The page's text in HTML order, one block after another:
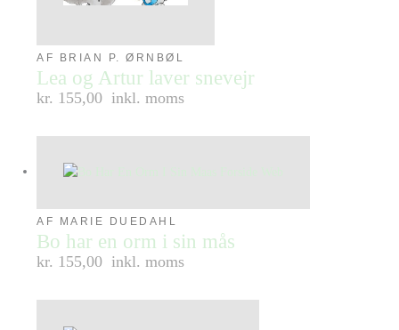
AF BRIAN P. ØRNBØL
Lea og Artur laver snevejr
kr. 155,00 inkl. moms
AF MARIE DUEDAHL
Bo har en orm i sin mås
kr. 155,00 inkl. moms